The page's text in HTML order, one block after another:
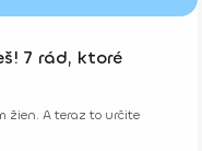
7 rád, ktoré
žien. A teraz to určite